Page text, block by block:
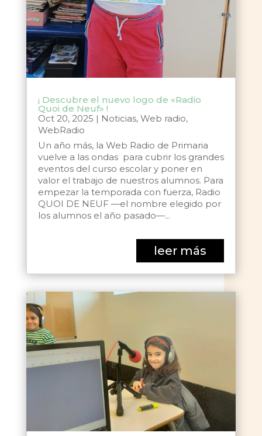
¡ Descubre el nuevo logo de «Radio
Quoi de Neuf» !
Oct 20, 2025 | Noticias, Web radio,
WebRadio
Un año más, la Web Radio de Primaria
vuelve a las ondas para cubrir los grandes
eventos del curso escolar y poner en
valor el trabajo de nuestros alumnos. Para
empezar la temporada con fuerza, Radio
QUOI DE NEUF —el nombre elegido por
los alumnos el año pasado—...
leer más